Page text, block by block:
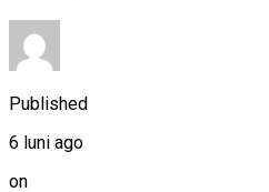
Published
6 luni ago
on